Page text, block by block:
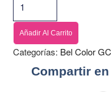
Añadir Al Carrito
Categorías: Bel Color
Compartir